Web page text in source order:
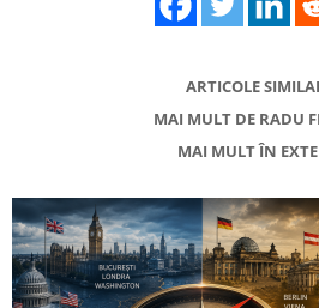
ARTICOLE
MAI MULT DE RADU
MAI MULT ÎN